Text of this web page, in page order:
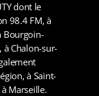
dont le
98.4 FM, à
Bourgoin-
à Chalon-sur-
à Saint-
Marseille.